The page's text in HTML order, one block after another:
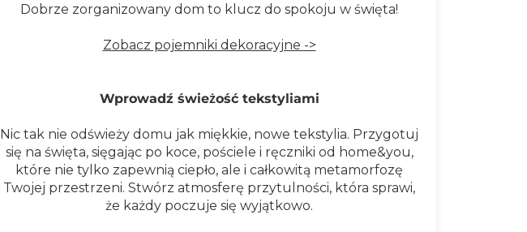
Dobrze zorganizowany dom to klucz do spokoju w święta!
Zobacz pojemniki dekoracyjne ->
Wprowadź świeżość tekstyliami
Nic tak nie odświeży domu jak miękkie, nowe tekstylia. Przygotuj
się na święta, sięgając po koce, pościele i ręczniki od home&you,
które nie tylko zapewnią ciepło, ale i całkowitą metamorfozę
Twojej przestrzeni. Stwórz atmosferę przytulności, która sprawi,
że każdy poczuje się wyjątkowo.